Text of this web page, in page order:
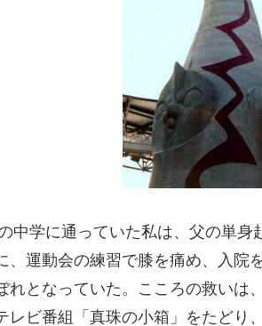
中学に通っていた私は、父の単
、運動会の練習で膝を痛め、入院
れとなっていた。こころの救いは
レビ番組「真珠の小箱」をたどり